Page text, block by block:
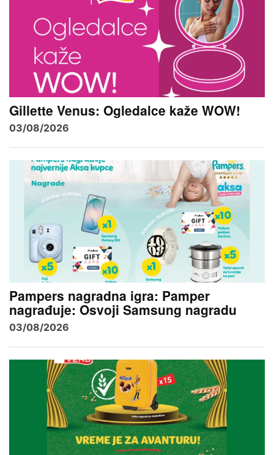
Gillette Venus: Ogledalce kaže WOW!
03/08/2026
Pampers nagradna igra: Pamper
nagrađuje: Osvoji Samsung nagradu
03/08/2026